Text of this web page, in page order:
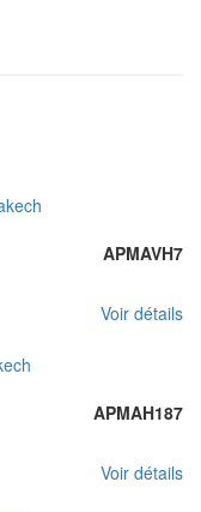
APMAVH7
Voir détails
APMAH187
Voir détails